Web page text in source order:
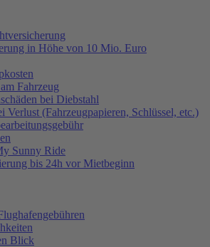
in Höhe von 10 Mio. Euro
Fahrzeug
bei Diebstahl
Verlust (Fahrzeugpapieren, Schlüssel, etc.)
Sunny Ride
bis 24h vor Mietbeginn
Blick